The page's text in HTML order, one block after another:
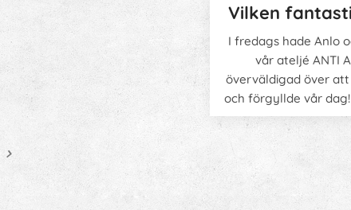
Vilken
I fredags hade Anlo
vår ateljé ANTI
överväldigad över
och förgyllde vår
härliga samtal och
canvasen som